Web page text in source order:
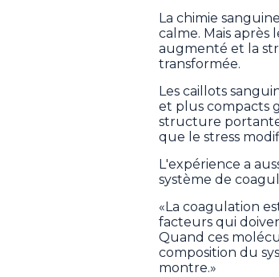
La chimie
calme. Mais après
augmenté et la
transformée.
Les caillots
et plus compacts
structure
que le stress
L'expérience a
système de
«La coagulation
facteurs qui
Quand ces
composition du
montre.»